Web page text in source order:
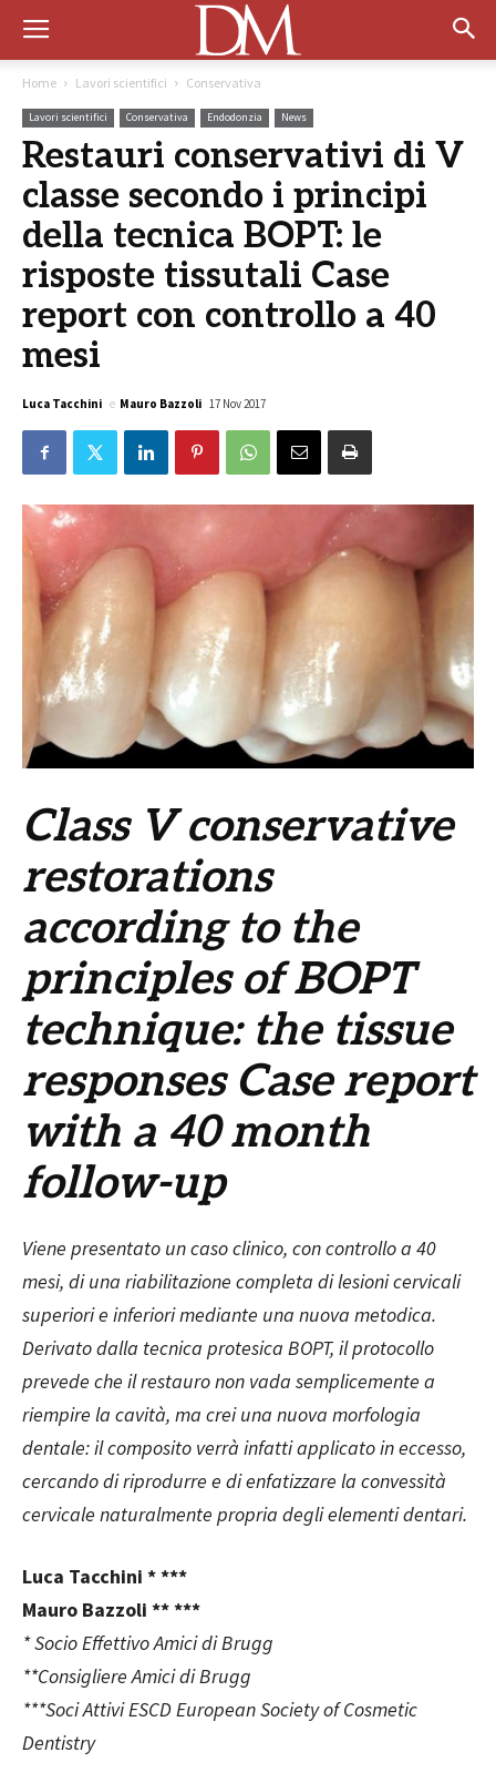
Home Lavori scientifici Conservativa
Lavori scientifici Conservativa Endodonzia News
Restauri conservativi di V
classe secondo i principi
della tecnica BOPT: le
risposte tissutali Case
report con controllo a 40
mesi
Luca Tacchini e Mauro Bazzoli 17 Nov 2017
Class V conservative
restorations
according to the
principles of BOPT
technique: the tissue
responses Case report
with a 40 month
follow-up
Viene presentato un caso clinico, con controllo a 40
mesi, di una riabilitazione completa di lesioni cervicali
superiori e inferiori mediante una nuova metodica.
Derivato dalla tecnica protesica BOPT, il protocollo
prevede che il restauro non vada semplicemente a
riempire la cavità, ma crei una nuova morfologia
dentale: il composito verrà infatti applicato in eccesso,
cercando di riprodurre e di enfatizzare la convessità
cervicale naturalmente propria degli elementi dentari.
Luca Tacchini * ***
Mauro Bazzoli ** ***
* Socio Effettivo Amici di Brugg
**Consigliere Amici di Brugg
***Soci Attivi ESCD European Society of Cosmetic
Dentistry